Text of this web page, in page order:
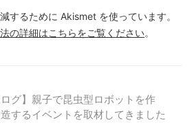
するために Akismet を使っています。
の詳細はこちらをご覧ください。
ログ】親子で昆虫型ロボットを作
するイベントを取材してきました